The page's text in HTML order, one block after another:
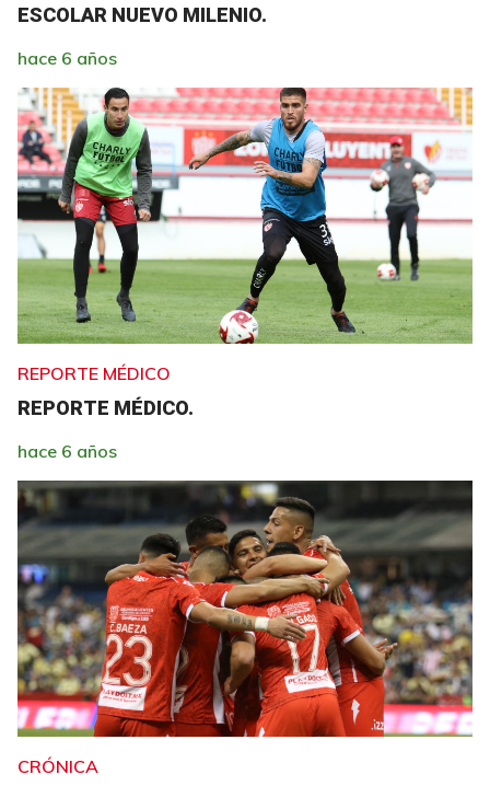
ESCOLAR NUEVO MILENIO.
hace 6 años
REPORTE MÉDICO
REPORTE MÉDICO.
hace 6 años
CRÓNICA